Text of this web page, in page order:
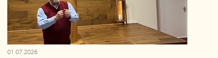
01.07.2026